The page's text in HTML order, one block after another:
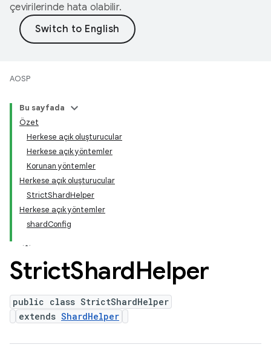
çevirilerinde hata olabilir.
AOSP
Bu sayfada
Özet
Herkese açık oluşturucular
Herkese açık yöntemler
Korunan yöntemler
Herkese açık oluşturucular
StrictShardHelper
Herkese açık yöntemler
shardConfig
StrictShardHelper
public class StrictShardHelper
extends ShardHelper